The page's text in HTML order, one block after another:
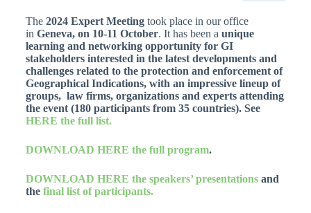
The2024 Expert Meeting took place in our office
in Geneva, on 10-11 October. It has been a unique
learning and networking opportunity for GI
stakeholders interested in the latest developments and
challenges related to the protection and enforcement of
Geographical Indications, with an impressive lineup of
groups, law firms, organizations and experts attending
the event (180 participants from 35 countries). See
HERE the full list.
DOWNLOAD HERE the full program.
DOWNLOAD HERE the speakers’ presentationsand
the final list of participants.